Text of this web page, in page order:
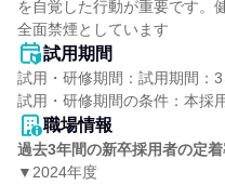
を自覚した行動が重要です。
全面禁煙としています
試用期間
試用・研修期間：試用期間：3
職場情報
過去3年間の新卒採用者の定
▼2024年度